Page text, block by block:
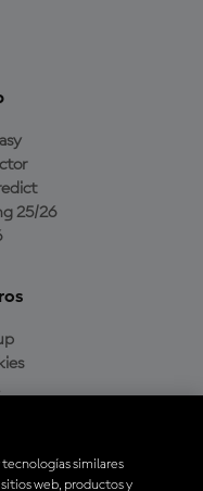
25/26
tecnologías similares
web, productos y